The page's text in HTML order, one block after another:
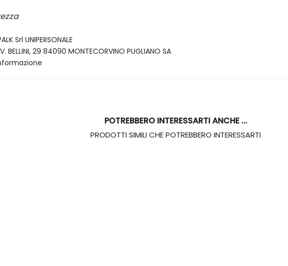
Srl UNIPERSONALE
BELLINI, 29 84090 MONTECORVINO PUGLIANO SA
POTREBBERO INTERESSARTI ANCHE ...
PRODOTTI SIMILI CHE POTREBBERO INTERESSARTI